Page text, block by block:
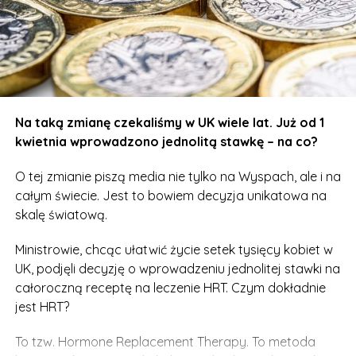
Na taką zmianę czekaliśmy w UK wiele lat. Już od 1
kwietnia wprowadzono jednolitą stawkę – na co?
O tej zmianie piszą media nie tylko na Wyspach, ale i na
całym świecie. Jest to bowiem decyzja unikatowa na
skalę światową.
Ministrowie, chcąc ułatwić życie setek tysięcy kobiet w
UK, podjęli decyzję o wprowadzeniu jednolitej stawki na
całoroczną receptę na leczenie HRT. Czym dokładnie
jest HRT?
To tzw. Hormone Replacement Therapy. To metoda